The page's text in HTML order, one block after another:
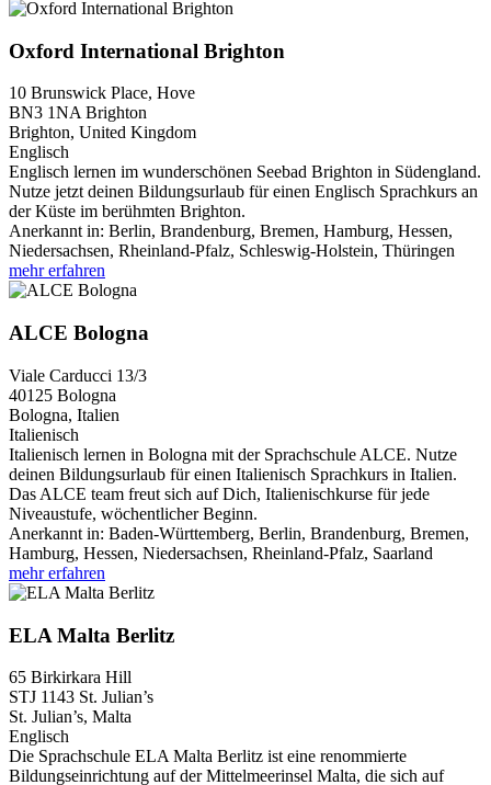
Oxford International Brighton
10 Brunswick Place, Hove
BN3 1NA Brighton
Brighton, United Kingdom
Englisch
Englisch lernen im wunderschönen Seebad Brighton in Südengland.
Nutze jetzt deinen Bildungsurlaub für einen Englisch Sprachkurs an
der Küste im berühmten Brighton.
Anerkannt in: Berlin, Brandenburg, Bremen, Hamburg, Hessen,
Niedersachsen, Rheinland-Pfalz, Schleswig-Holstein, Thüringen
mehr erfahren
ALCE Bologna
Viale Carducci 13/3
40125 Bologna
Bologna, Italien
Italienisch
Italienisch lernen in Bologna mit der Sprachschule ALCE. Nutze
deinen Bildungsurlaub für einen Italienisch Sprachkurs in Italien.
Das ALCE team freut sich auf Dich, Italienischkurse für jede
Niveaustufe, wöchentlicher Beginn.
Anerkannt in: Baden-Württemberg, Berlin, Brandenburg, Bremen,
Hamburg, Hessen, Niedersachsen, Rheinland-Pfalz, Saarland
mehr erfahren
ELA Malta Berlitz
65 Birkirkara Hill
STJ 1143 St. Julian’s
St. Julian’s, Malta
Englisch
Die Sprachschule ELA Malta Berlitz ist eine renommierte
Bildungseinrichtung auf der Mittelmeerinsel Malta, die sich auf